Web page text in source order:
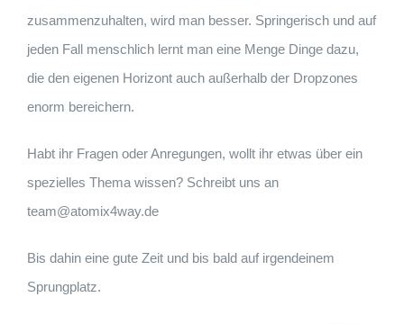
zusammenzuhalten, wird man besser. Springerisch und auf
jeden Fall menschlich lernt man eine Menge Dinge dazu,
die den eigenen Horizont auch außerhalb der Dropzones
enorm bereichern.
Habt ihr Fragen oder Anregungen, wollt ihr etwas über ein
spezielles Thema wissen? Schreibt uns an
team@atomix4way.de
Bis dahin eine gute Zeit und bis bald auf irgendeinem
Sprungplatz.